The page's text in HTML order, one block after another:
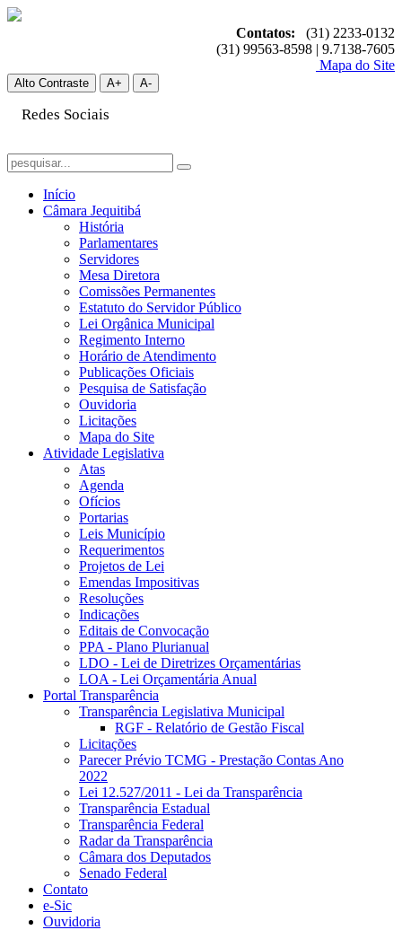
Contatos:
(31) 2233-0132
(31) 99563-8598 | 9.7138-7605
Mapa do Site
Alto Contraste A+ A-
Redes Sociais
Início
Câmara Jequitibá
História
Parlamentares
Servidores
Mesa Diretora
Comissões Permanentes
Estatuto do Servidor Público
Lei Orgânica Municipal
Regimento Interno
Horário de Atendimento
Publicações Oficiais
Pesquisa de Satisfação
Ouvidoria
Licitações
Mapa do Site
Atividade Legislativa
Atas
Agenda
Ofícios
Portarias
Leis Município
Requerimentos
Projetos de Lei
Emendas Impositivas
Resoluções
Indicações
Editais de Convocação
PPA - Plano Plurianual
LDO - Lei de Diretrizes Orçamentárias
LOA - Lei Orçamentária Anual
Portal Transparência
Transparência Legislativa Municipal
RGF - Relatório de Gestão Fiscal
Licitações
Parecer Prévio TCMG - Prestação Contas Ano
2022
Lei 12.527/2011 - Lei da Transparência
Transparência Estadual
Transparência Federal
Radar da Transparência
Câmara dos Deputados
Senado Federal
Contato
e-Sic
Ouvidoria